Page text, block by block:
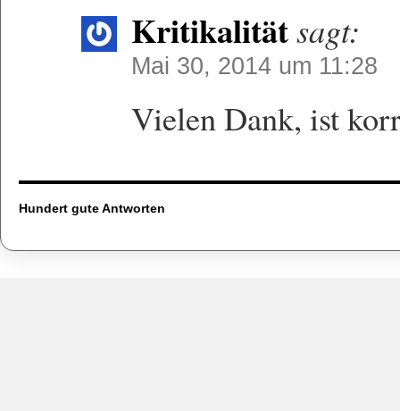
Kritikalitätsagt:
Mai 30, 2014 um 11:28
Vielen Dank, ist
Hundert gute Antworten